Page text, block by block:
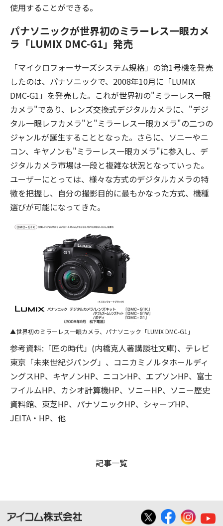
使用することができる。
パナソニックが世界初のミラーレス一眼カメ
ラ「LUMIX DMC-G1」発売
「マイクロフォーサーズシステム規格」の第1号機を発売
したのは、パナソニックで、2008年10月に「LUMIX
DMC-G1」を発売した。これが世界初の"ミラーレス一眼
カメラ"であり、レンズ交換式デジタルカメラに、"デジ
タル一眼レフカメラ"と"ミラーレス一眼カメラ"の二つの
ジャンルが誕生することとなった。さらに、ソニーやニ
コン、キヤノンも"ミラーレス一眼カメラ"に参入し、デ
ジタルカメラ市場は一段と複雑な状況となっていった。
ユーザーにとっては、様々な方式のデジタルカメラの特
徴を把握し、自分の撮影目的に最もかなった方式、機種
選びが可能になってきた。
世界初のミラーレス一眼カメラ、パナソニック「LUMIX DMC-G1」
参考資料:「匠の時代」(内橋克人著講談社文庫)、テレビ
東京「未来世紀ジパング」、コニカミノルタホールディ
ングスHP、キヤノンHP、ニコンHP、エプソンHP、富士
フイルムHP、カシオ計算機HP、ソニーHP、ソニー歴史
資料館、東芝HP、パナソニックHP、シャープHP、
JEITA・HP、他
記事一覧